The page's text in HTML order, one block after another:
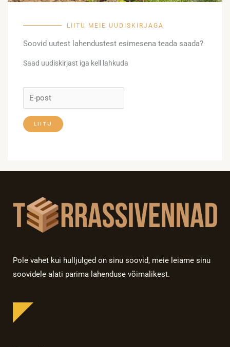
LIITU MEIE UUDISKIRJAGA
Soovid uutest lahendustest esimesena teada saada?
Saad uudiskirjast iga kell lahkuda
LIITU
Pole vahet kui hulljulged on sinu soovid, meie leiame sinu
soovidele alati parima lahenduse võimalikest.